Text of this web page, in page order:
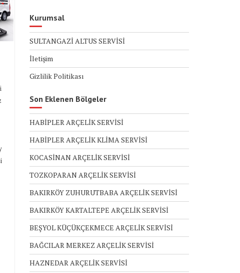
Kurumsal
SULTANGAZİ ALTUS SERVİSİ
İletişim
Gizlilik Politikası
Son Eklenen Bölgeler
HABİPLER ARÇELİK SERVİSİ
HABİPLER ARÇELİK KLİMA SERVİSİ
KOCASİNAN ARÇELİK SERVİSİ
TOZKOPARAN ARÇELİK SERVİSİ
BAKIRKÖY ZUHURUTBABA ARÇELİK SERVİSİ
BAKIRKÖY KARTALTEPE ARÇELİK SERVİSİ
BEŞYOL KÜÇÜKÇEKMECE ARÇELİK SERVİSİ
BAĞCILAR MERKEZ ARÇELİK SERVİSİ
HAZNEDAR ARÇELİK SERVİSİ